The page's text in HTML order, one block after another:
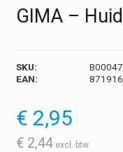
GIMA –
SKU:
EAN:
€ 2,95
€ 2,44